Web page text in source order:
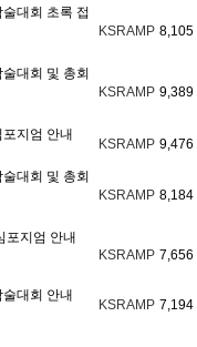
대회 초록 접
KSRAMP 8,105
대회 및 총회
KSRAMP 9,389
지엄 안내
KSRAMP 9,476
대회 및 총회
KSRAMP 8,184
포지엄 안내
KSRAMP 7,656
대회 안내
KSRAMP 7,194